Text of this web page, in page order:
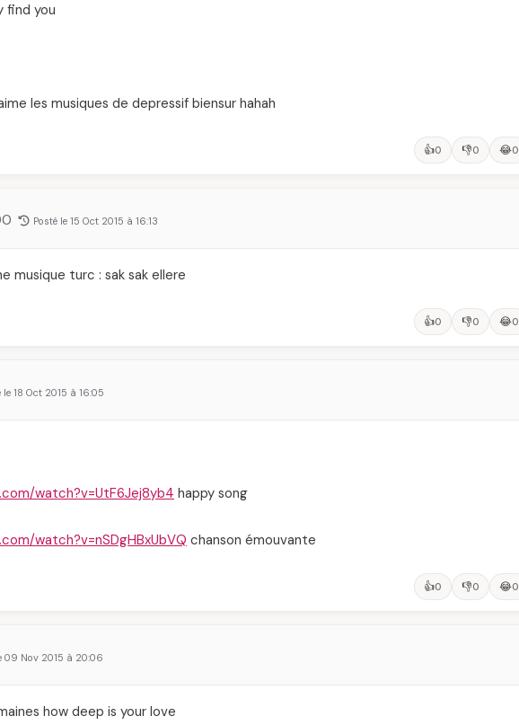
find you
les musiques de depressif biensur hahah
👍0 👎0 😂0
Posté le 15 Oct 2015 à 16:13
musique turc : sak sak ellere
👍0 👎0 😂0
le 18 Oct 2015 à 16:05
watch?v=UtF6Jej8yb4 happy song
watch?v=nSDgHBxUbVQ chanson émouvante
👍0 👎0 😂0
09 Nov 2015 à 20:06
how deep is your love